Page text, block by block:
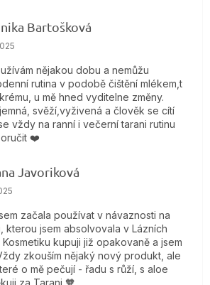
Bartošková
obchodu je 5 z 5 hviezdičiek.
nějakou dobu a nemůžu
rutina v podobě čištění mlékem,t
u mě hned vyditelne změny.
svěží,vyživená a člověk se cítí
vždy na ranní i večerní tarani rutinu
❤️
Javoriková
obchodu je 5 z 5 hviezdičiek.
začala používat v návaznosti na
kterou jsem absolvovala v Lázních
Kosmetiku kupuji již opakovaně a jsem
zkouším nějaký nový produkt, ale
o mě pečují - řadu s růží, s aloe